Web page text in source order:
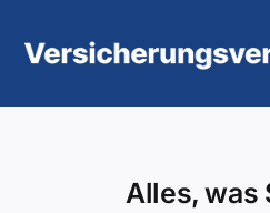
Inhalt
KFZ-VersicherungAlles, was